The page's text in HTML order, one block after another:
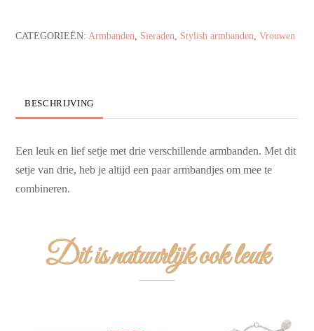
CATEGORIEËN:Armbanden, Sieraden, Stylish armbanden,Vrouwen
BESCHRIJVING
Een leuk en lief setje met drie verschillende armbanden. Met dit
setje van drie, heb je altijd een paar armbandjes om mee te
combineren.
Dit is natuurlijk ook leuk